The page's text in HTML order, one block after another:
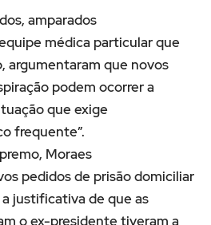
amparados
médica particular que
argumentaram que novos
podem ocorrer a
que exige
frequente”.
Moraes
pedidos de prisão domiciliar
justificativa de que as
o ex-presidente tiveram a